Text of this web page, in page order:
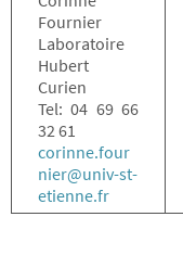
Fournier
Laboratoire
Hubert
Curien
Tel: 04 69 66
32 61
corinne.four
nier@univ-st-
etienne.fr